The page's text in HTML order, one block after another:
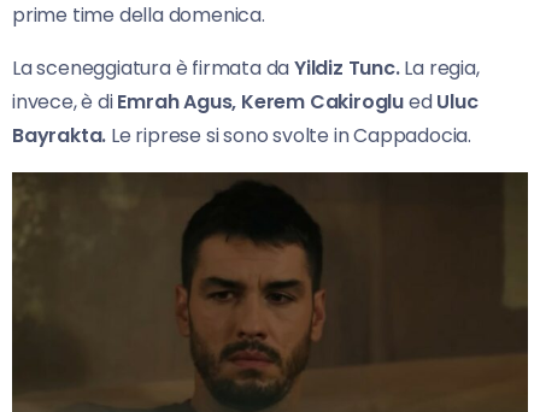
prime time della domenica.
La sceneggiatura è firmata daYildiz Tunc.La regia,
invece, è diEmrah Agus, Kerem CakirogluedUluc
Bayrakta. Le riprese si sono svolte in Cappadocia.